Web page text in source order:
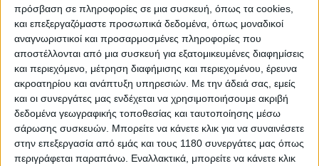
πρόσβαση σε πληροφορίες σε μια συσκευή, όπως τα cookies,
και επεξεργαζόμαστε προσωπικά δεδομένα, όπως μοναδικοί
αναγνωριστικοί και προσαρμοσμένες πληροφορίες που
αποστέλλονται από μια συσκευή για εξατομικευμένες διαφημίσεις
και περιεχόμενο, μέτρηση διαφήμισης και περιεχομένου, έρευνα
ακροατηρίου και ανάπτυξη υπηρεσιών. Με την άδειά σας, εμείς
και οι συνεργάτες μας ενδέχεται να χρησιμοποιήσουμε ακριβή
δεδομένα γεωγραφικής τοποθεσίας και ταυτοποίησης μέσω
σάρωσης συσκευών. Μπορείτε να κάνετε κλικ για να συναινέσετε
στην επεξεργασία από εμάς και τους 1180 συνεργάτες μας όπως
περιγράφεται παραπάνω. Εναλλακτικά, μπορείτε να κάνετε κλικ
Η κίνηση από το ηλεκτρικό μοτέρ φτάνει στον πίσω
τροχό με ιμάντα Gates κατασκευασμένο από
ανθρακονήματα που προσφέρει ομαλή και αθόρυβη
μετάδοση της ισχύος.